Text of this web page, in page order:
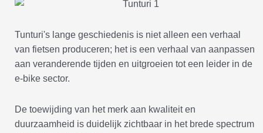
Tunturi's lange geschiedenis is niet alleen een verhaal
van fietsen produceren; het is een verhaal van aanpassen
aan veranderende tijden en uitgroeien tot een leider in de
e-bike sector.
De toewijding van het merk aan kwaliteit en
duurzaamheid is duidelijk zichtbaar in het brede spectrum